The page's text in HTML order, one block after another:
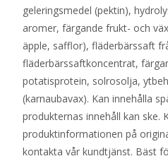
geleringsmedel (pektin),
aromer, färgande frukt- och
äpple, safflor), fläderbärssaft
fläderbärssaftkoncentrat,
potatisprotein, solrosolja,
(karnaubavax). Kan innehålla
produkternas innehåll kan ske.
produktinformationen på
kontakta vår kundtjänst. Bäst